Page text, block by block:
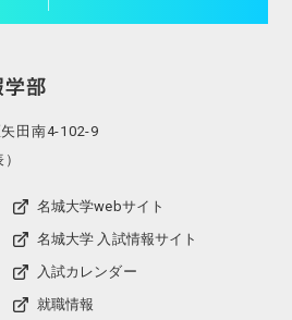
田南4-102-9
名城大学webサイト
名城大学 入試情報サイト
入試カレンダー
就職情報